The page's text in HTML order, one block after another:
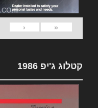
«
‹
קטלוג ג'יפ 1986